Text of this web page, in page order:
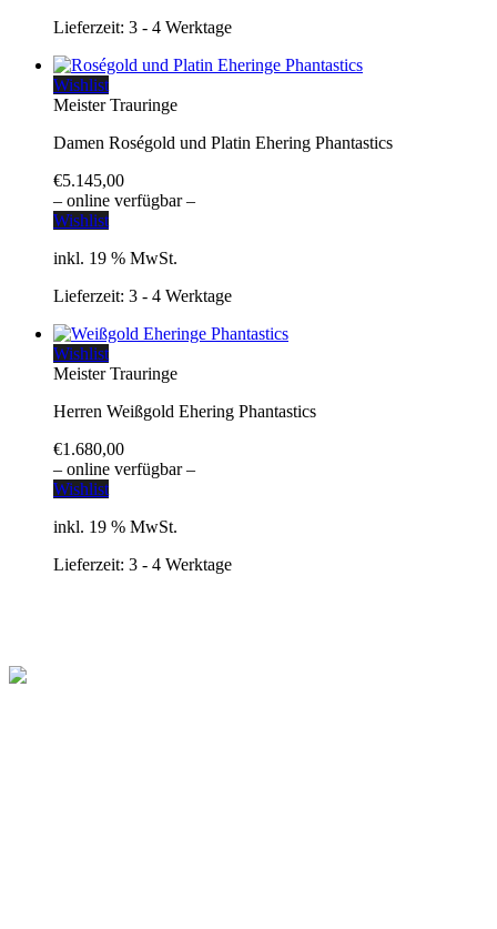
Lieferzeit: 3 - 4 Werktage
Wishlist
Meister Trauringe
Damen Roségold und Platin Ehering Phantastics
€5.145,00
– online verfügbar –
Wishlist
inkl. 19 % MwSt.
Lieferzeit: 3 - 4 Werktage
Wishlist
Meister Trauringe
Herren Weißgold Ehering Phantastics
€1.680,00
– online verfügbar –
Wishlist
inkl. 19 % MwSt.
Lieferzeit: 3 - 4 Werktage